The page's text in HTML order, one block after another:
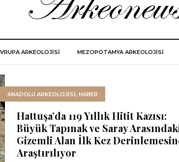
ARKEOLOJISI MEZOPOTAMYA ARKEOLOJISI
ANADOLU ARKEOLOJİSİ, HABER
Hattuşa’da 119 Yıllık Hitit Kazısı:
Büyük Tapınak ve Saray
Gizemli Alan İlk Kez
Araştırılıyor